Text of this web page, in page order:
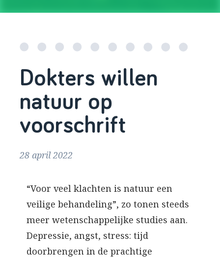
Dokters willen
natuur op
voorschrift
28 april 2022
“Voor veel klachten is natuur een
veilige behandeling”, zo tonen steeds
meer wetenschappelijke studies aan.
Depressie, angst, stress: tijd
doorbrengen in de prachtige